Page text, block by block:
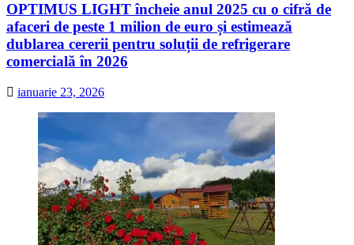
OPTIMUS LIGHT încheie anul 2025 cu o cifră de
afaceri de peste 1 milion de euro și estimează
dublarea cererii pentru soluții de refrigerare
comercială în 2026
ianuarie 23, 2026